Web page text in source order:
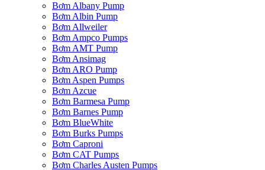
Bơm Albany Pump
Bơm Albin Pump
Bơm Allweiler
Bơm Ampco Pumps
Bơm AMT Pump
Bơm Ansimag
Bơm ARO Pump
Bơm Aspen Pumps
Bơm Azcue
Bơm Barmesa Pump
Bơm Barnes Pump
Bơm BlueWhite
Bơm Burks Pumps
Bơm Caproni
Bơm CAT Pumps
Bơm Charles Austen Pumps